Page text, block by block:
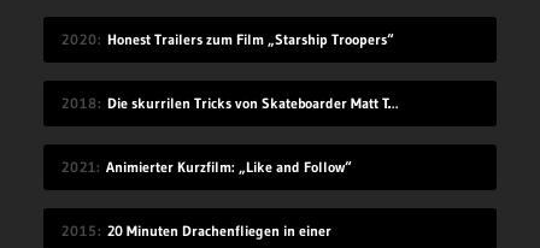
2020 Honest Trailers zum Film „Starship Troopers“
2018 Die skurrilen Tricks von Skateboarder Matt Tomasello
2021 Animierter Kurzfilm: „Like and Follow“
2015 20 Minuten Drachenfliegen in einer